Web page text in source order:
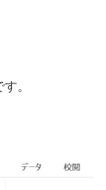
。